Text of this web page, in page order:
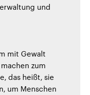
und
mit Gewalt
zum
das heißt, sie
um Menschen